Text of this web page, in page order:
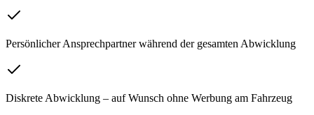
Persönlicher Ansprechpartner während der gesamten Abwicklung
Diskrete Abwicklung – auf Wunsch ohne Werbung am Fahrzeug